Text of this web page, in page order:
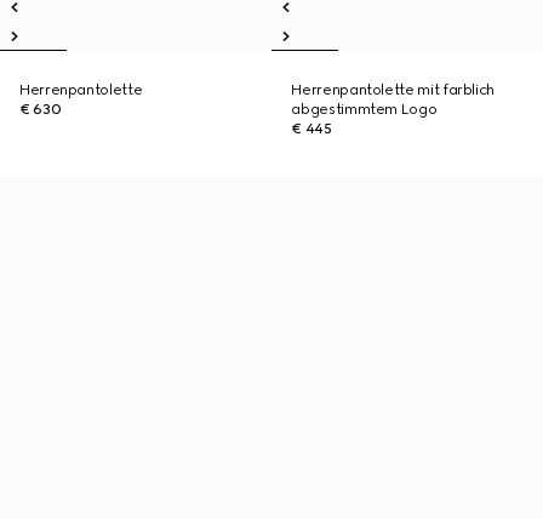
Herrenpantolette
€ 630
Herrenpantolette mit farblich
abgestimmtem Logo
€ 445